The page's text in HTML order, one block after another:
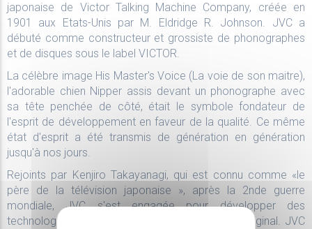
japonaise de Victor Talking Machine Company, créée en
1901 aux Etats-Unis par M. Eldridge R. Johnson. JVC a
débuté comme constructeur et grossiste de phonographes
et de disques sous le label VICTOR.
La célèbre image His Master's Voice (La voie de son maitre),
l'adorable chien Nipper assis devant un phonographe avec
sa tête penchée de côté, était le symbole fondateur de
l'esprit de développement en faveur de la qualité. Ce même
état d'esprit a été transmis de génération en génération
jusqu'à nos jours.
Rejoints par Kenjiro Takayanagi, qui est connu comme «le
père de la télévision japonaise », après la 2nde guerre
mondiale, JVC s'est engagée pour développer des
technologies audio/vidéo avec un état d'esprit original. JVC